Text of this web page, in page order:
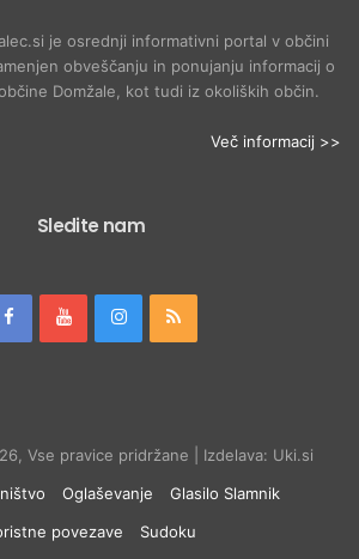
je osrednji informativni portal v občini
obveščanju in ponujanju informacij o
Domžale, kot tudi iz okoliških občin.
Več informacij >>
Sledite nam
Vse pravice pridržane | Izdelava: Uki.si
Oglaševanje
Glasilo Slamnik
povezave
Sudoku